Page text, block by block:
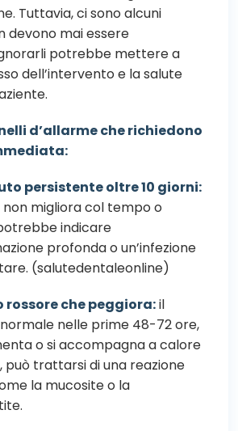
Tuttavia, ci sono alcuni
devono mai essere
potrebbe mettere a
dell’intervento e la salute
d’allarme che richiedono
persistente oltre 10 giorni:
non migliora col tempo o
indicare
profonda o un’infezione
(salutedentaleonline)
rossore che peggiora:il
nelle prime 48-72 ore,
o si accompagna a calore
può trattarsi di una reazione
la mucosite o la